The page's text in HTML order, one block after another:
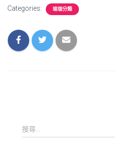
Categories: 瑜珈分類
搜
尋
搜尋...